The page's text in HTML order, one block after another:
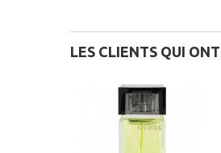
LES CLIENTS QUI